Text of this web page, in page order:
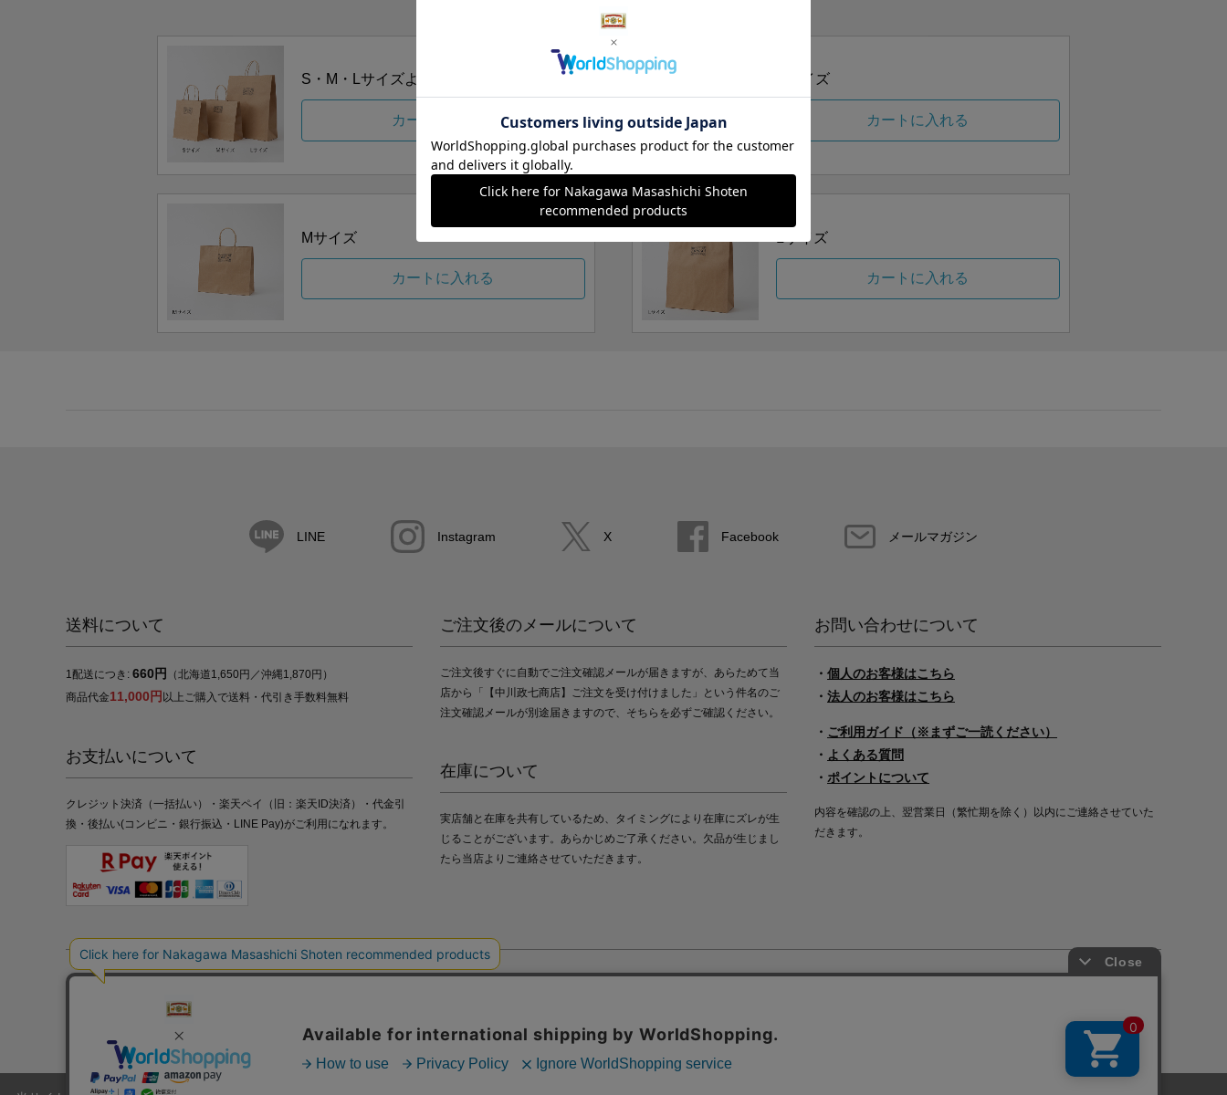
S・M・Lの3つサイズをご用意しております。
S・M・Lサイズより当店にお任せ
カートに入れる
Sサイズ
カートに入れる
Mサイズ
カートに入れる
Lサイズ
カートに入れる
LINE Instagram X Facebook メールマガジン
送料について
1配送につき: 660円
（北海道1,650円／沖縄1,870円）
商品代金11,000円 以上ご購入で送料・代引き手数料無料
お支払いについて
クレジット決済（一括払い）・楽天ペイ（旧：楽天ID決済）・代金引
換・後払い(コンビニ・銀行振込・LINE Pay)がご利用になれます。
ご注文後のメールについて
ご注文後すぐに自動でご注文確認メールが届きますが、あらためて当
店から「【中川政七商店】ご注文を受け付けました」という件名のご
注文確認メールが別途届きますので、そちらを必ずご確認ください。
在庫について
実店舗と在庫を共有しているため、タイミングにより在庫にズレが生
じることがございます。あらかじめご了承ください。欠品が生じまし
たら当店よりご連絡させていただきます。
お問い合わせについて
・ 個人のお客様はこちら
・ 法人のお客様はこちら
・ ご利用ガイド（※まずご一読ください）
・ よくある質問
・ ポイントについて
内容を確認の上、翌営業日（繁忙期を除く）以内にご連絡させていた
だきます。
プライバシーポリシー